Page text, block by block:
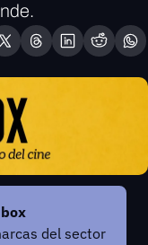
del sector